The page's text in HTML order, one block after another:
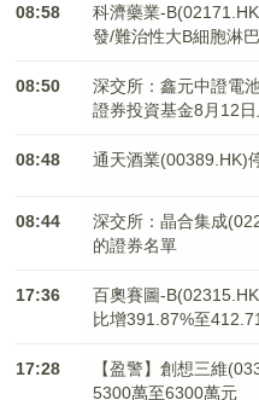
08:58
科濟藥業-
發/難治性大B細胞淋
08:50
深交所：鑫元中證電
證券投資基金8月12
08:48 通天酒業(00389.HK)
08:44
深交所：晶合集成
的證券名單
17:36
百奧賽圖-
比增391.87%至
17:28
【盈警】創想三維
5300萬至6300萬元